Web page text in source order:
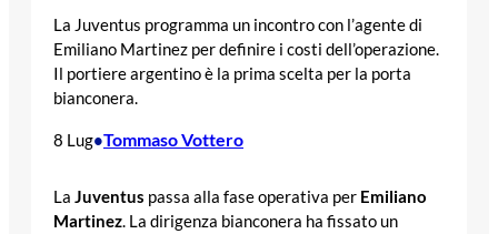
La Juventus programma un incontro con l’agente di
Emiliano Martinez per definire i costi dell’operazione.
Il portiere argentino è la prima scelta per la porta
bianconera.
8 Lug•Tommaso Vottero
La Juventus passa alla fase operativa per Emiliano
Martinez. La dirigenza bianconera ha fissato un